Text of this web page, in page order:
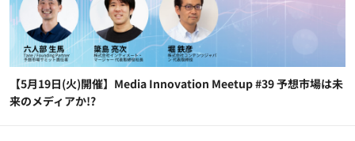
【5月19日(火)開催】Media Innovation Meetup #39 予想市場は未
来のメディアか!?